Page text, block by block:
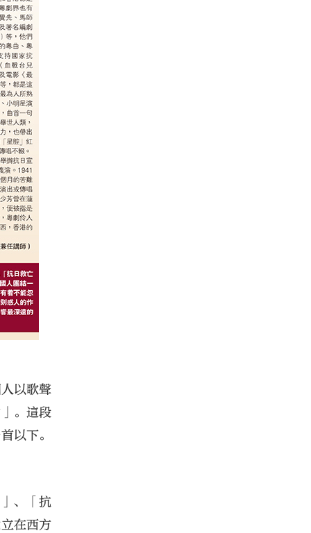
以歌聲
。這段
以下。
、「抗
在西方